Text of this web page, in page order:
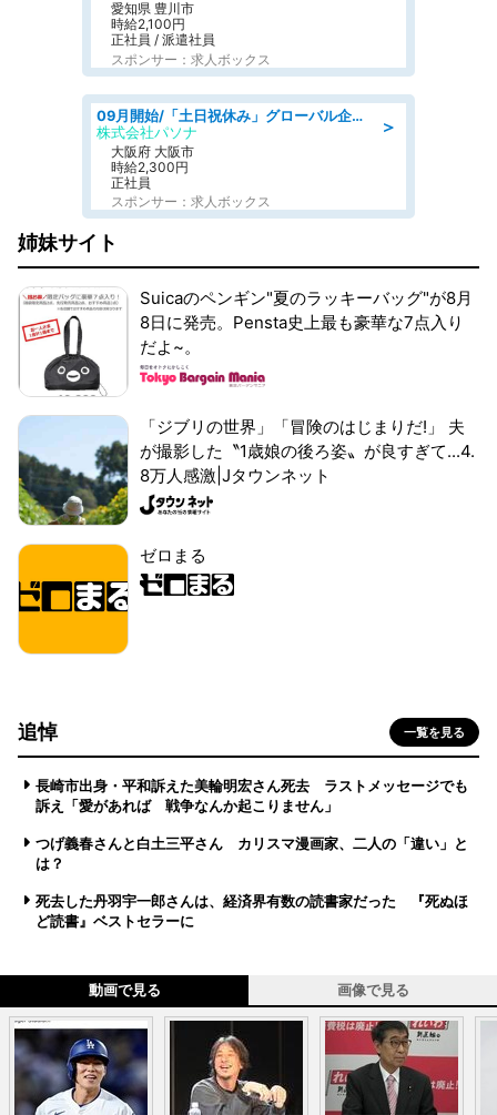
愛知県 豊川市
時給2,100円
正社員 / 派遣社員
スポンサー：求人ボックス
＞
09月開始/「土日祝休み」グローバル企業での産業保健のお仕事/保健師/高時給/残業なし/服装自由
株式会社パソナ
大阪府 大阪市
時給2,300円
正社員
スポンサー：求人ボックス
姉妹サイト
Suicaのペンギン"夏のラッキーバッグ"が8月
8日に発売。Pensta史上最も豪華な7点入り
だよ~。
「ジブリの世界」「冒険のはじまりだ!」 夫
が撮影した〝1歳娘の後ろ姿〟が良すぎて...4.
8万人感激|Jタウンネット
ゼロまる
追悼 一覧を見る
長崎市出身・平和訴えた美輪明宏さん死去 ラストメッセージでも
訴え「愛があれば 戦争なんか起こりません」
つげ義春さんと白土三平さん カリスマ漫画家、二人の「違い」と
は？
死去した丹羽宇一郎さんは、経済界有数の読書家だった 『死ぬほ
ど読書』ベストセラーに
動画で見る 画像で見る